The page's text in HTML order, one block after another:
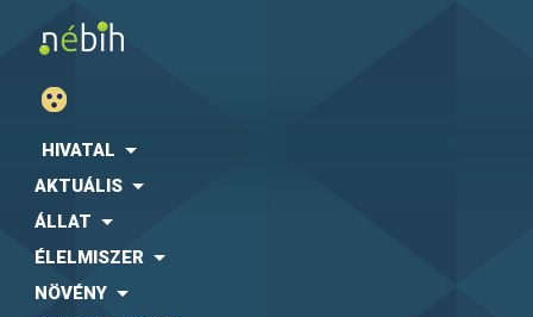
HIVATAL
AKTUÁLIS
ÁLLAT
ÉLELMISZER
NÖVÉNY